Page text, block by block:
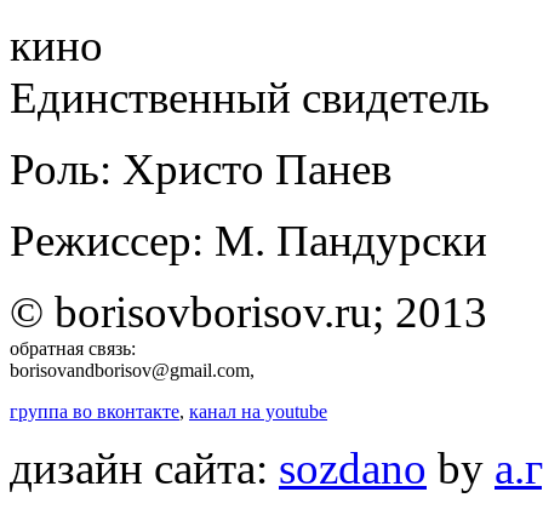
кино
Единственный свидетель
Роль: Христо Панев
Режиссер: М. Пандурски
© borisovborisov.ru; 2013
обратная связь:
borisovandborisov@gmail.com,
группа во вконтакте, канал на youtube
дизайн сайта: sozdano by